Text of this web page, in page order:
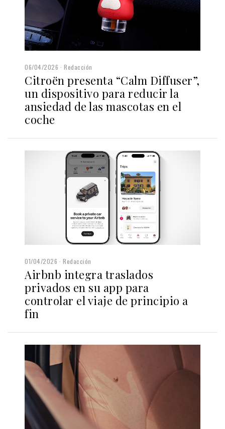
06/04/2026 Redacción
Citroën presenta “Calm Diffuser”,
un dispositivo para reducir la
ansiedad de las mascotas en el
coche
01/04/2026 Redacción
Airbnb integra traslados
privados en su app para
controlar el viaje de principio a
fin